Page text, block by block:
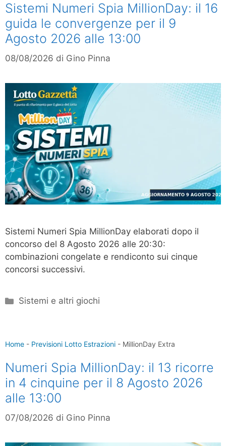
Sistemi Numeri Spia MillionDay: il 16
guida le convergenze per il 9
Agosto 2026 alle 13:00
08/08/2026 di Gino Pinna
Sistemi Numeri Spia MillionDay elaborati dopo il
concorso del 8 Agosto 2026 alle 20:30:
combinazioni congelate e rendiconto sui cinque
concorsi successivi.
Categorie
Sistemi e altri giochi
Home - Previsioni Lotto Estrazioni - MillionDay Extra
Numeri Spia MillionDay: il 13 ricorre
in 4 cinquine per il 8 Agosto 2026
alle 13:00
07/08/2026 di Gino Pinna